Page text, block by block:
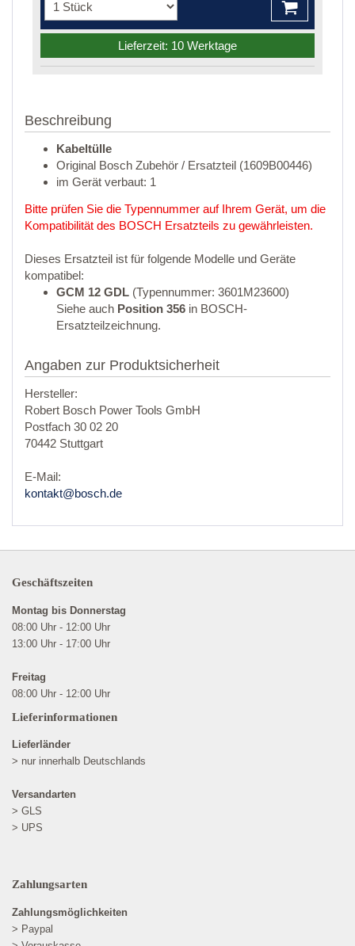
Lieferzeit: 10 Werktage
Beschreibung
Kabeltülle
Original Bosch Zubehör / Ersatzteil (1609B00446)
im Gerät verbaut: 1
Bitte prüfen Sie die Typennummer auf Ihrem Gerät, um die
Kompatibilität des BOSCH Ersatzteils zu gewährleisten.
Dieses Ersatzteil ist für folgende Modelle und Geräte
kompatibel:
GCM 12 GDL (Typennummer: 3601M23600)
Siehe auch Position 356 in BOSCH-
Ersatzteilzeichnung.
Angaben zur Produktsicherheit
Hersteller:
Robert Bosch Power Tools GmbH
Postfach 30 02 20
70442 Stuttgart
E-Mail:
kontakt@bosch.de
Geschäftszeiten
Montag bis Donnerstag
08:00 Uhr - 12:00 Uhr
13:00 Uhr - 17:00 Uhr
Freitag
08:00 Uhr - 12:00 Uhr
Lieferinformationen
Lieferländer
> nur innerhalb Deutschlands
Versandarten
> GLS
> UPS
Zahlungsarten
Zahlungsmöglichkeiten
> Paypal